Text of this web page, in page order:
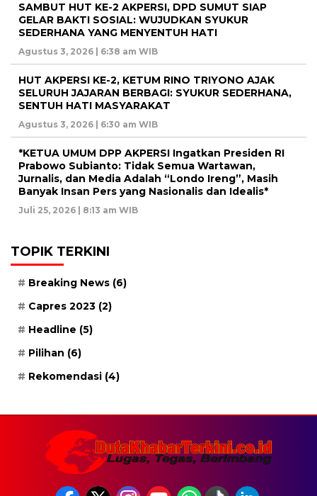
SAMBUT HUT KE-2 AKPERSI, DPD SUMUT SIAP
GELAR BAKTI SOSIAL: WUJUDKAN SYUKUR
SEDERHANA YANG MENYENTUH HATI
Agustus 3, 2026 | 6:38 am WIB
HUT AKPERSI KE-2, KETUM RINO TRIYONO AJAK
SELURUH JAJARAN BERBAGI: SYUKUR SEDERHANA,
SENTUH HATI MASYARAKAT
Agustus 3, 2026 | 6:30 am WIB
*KETUA UMUM DPP AKPERSI Ingatkan Presiden RI
Prabowo Subianto: Tidak Semua Wartawan,
Jurnalis, dan Media Adalah “Londo Ireng”, Masih
Banyak Insan Pers yang Nasionalis dan Idealis*
Juli 25, 2026 | 8:13 am WIB
TOPIK TERKINI
Breaking News (6)
Capres 2023 (2)
Headline (5)
Pilihan (6)
Rekomendasi (4)